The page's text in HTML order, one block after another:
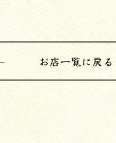
お店一覧に戻る